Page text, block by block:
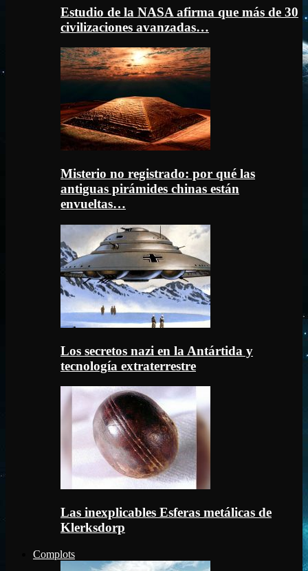
Estudio de la NASA afirma que más de 30
civilizaciones avanzadas…
Misterio no registrado: por qué las
antiguas pirámides chinas están
envueltas…
Los secretos nazi en la Antártida y
tecnología extraterrestre
Las inexplicables Esferas metálicas de
Klerksdorp
Complots